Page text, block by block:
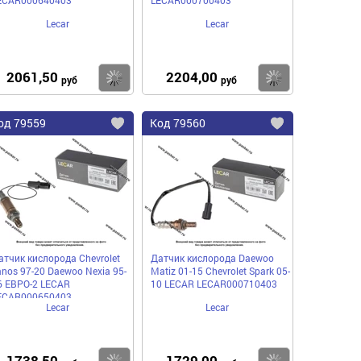
Lecar
2061,50 руб Купить
Lecar
2204,00 руб
79559
Добавить
избранное
кислорода Chevrolet
97-20 Daewoo Nexia 95-
ЕВРО-2 LECAR
Lecar
Код 79560
избранное
Датчик кислорода Daewoо
Matiz 01-15 Chevrolet Spark 05-
10 LECAR LECAR000710403
Lecar